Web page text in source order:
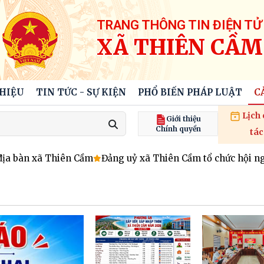
TRANG THÔNG TIN ĐIỆN TỬ
XÃ THIÊN CẦM
TIN TỨC - SỰ KIỆN PHỔ BIẾN PHÁP LUẬT
Giới thiệu
Chính quyền
Lịch
tác
xã Thiên Cầm Đảng uỷ xã Thiên Cầm tổ chức hội nghị